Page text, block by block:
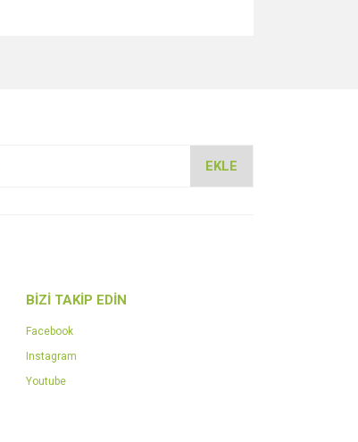
EKLE
BİZİ TAKİP EDİN
Facebook
Instagram
Youtube